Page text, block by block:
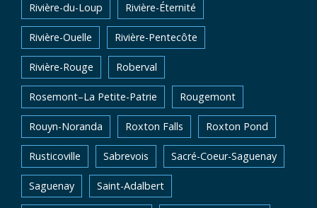
Rivière-du-Loup Rivière-Éternité
Rivière-Ouelle Rivière-Pentecôte
Rivière-Rouge Roberval
Rosemont–La Petite-Patrie Rougemont
Rouyn-Noranda Roxton Falls Roxton Pond
Rusticoville Sabrevois Sacré-Coeur-Saguenay
Saguenay Saint-Adalbert